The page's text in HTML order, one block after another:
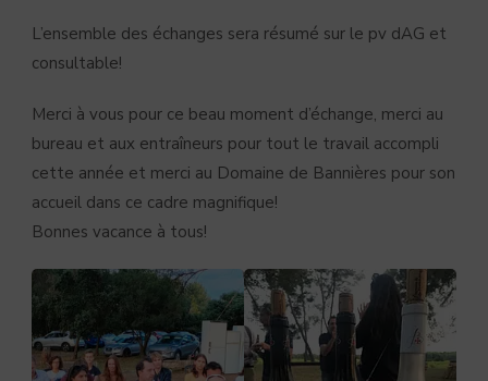
L’ensemble des échanges sera résumé sur le pv dAG et
consultable!
Merci à vous pour ce beau moment d’échange, merci au
bureau et aux entraîneurs pour tout le travail accompli
cette année et merci au Domaine de Bannières pour son
accueil dans ce cadre magnifique!
Bonnes vacance à tous!